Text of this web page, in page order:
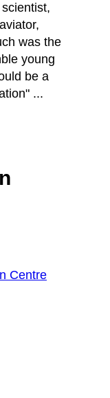
was the
young
be a
...
Centre